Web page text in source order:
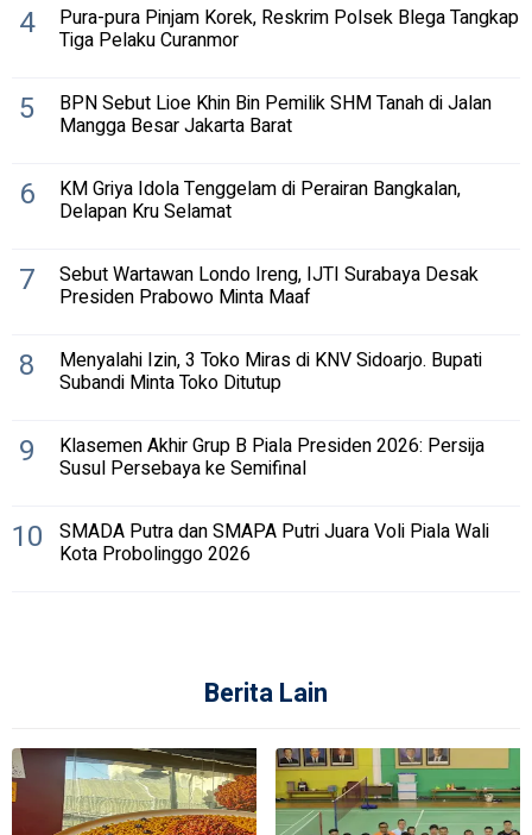
4 Pura-pura Pinjam Korek, Reskrim Polsek Blega Tangkap
Tiga Pelaku Curanmor
5 BPN Sebut Lioe Khin Bin Pemilik SHM Tanah di Jalan
Mangga Besar Jakarta Barat
6 KM Griya Idola Tenggelam di Perairan Bangkalan,
Delapan Kru Selamat
7 Sebut Wartawan Londo Ireng, IJTI Surabaya Desak
Presiden Prabowo Minta Maaf
8 Menyalahi Izin, 3 Toko Miras di KNV Sidoarjo. Bupati
Subandi Minta Toko Ditutup
9 Klasemen Akhir Grup B Piala Presiden 2026: Persija
Susul Persebaya ke Semifinal
10 SMADA Putra dan SMAPA Putri Juara Voli Piala Wali
Kota Probolinggo 2026
Berita Lain